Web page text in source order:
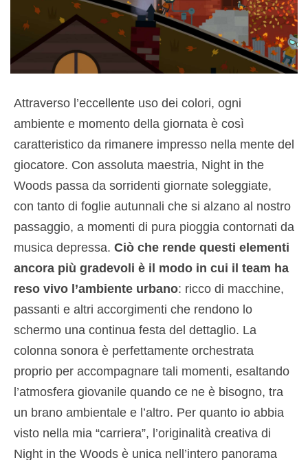
Attraverso l’eccellente uso dei colori, ogni
ambiente e momento della giornata è così
caratteristico da rimanere impresso nella mente del
giocatore. Con assoluta maestria, Night in the
Woods passa da sorridenti giornate soleggiate,
con tanto di foglie autunnali che si alzano al nostro
passaggio, a momenti di pura pioggia contornati da
musica depressa. Ciò che rende questi elementi
ancora più gradevoli è il modo in cui il team ha
reso vivo l’ambiente urbano: ricco di macchine,
passanti e altri accorgimenti che rendono lo
schermo una continua festa del dettaglio. La
colonna sonora è perfettamente orchestrata
proprio per accompagnare tali momenti, esaltando
l’atmosfera giovanile quando ce ne è bisogno, tra
un brano ambientale e l’altro. Per quanto io abbia
visto nella mia “carriera”, l’originalità creativa di
Night in the Woods è unica nell’intero panorama